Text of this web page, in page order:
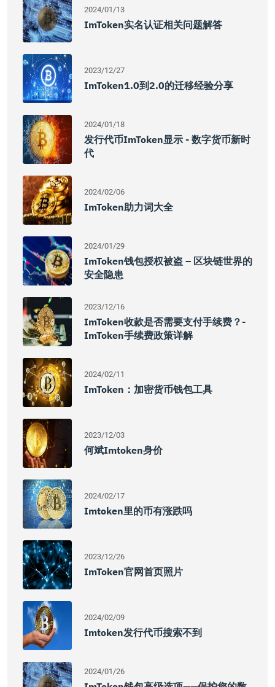
2024/01/13
ImToken实名认证相关问题解答
2023/12/27
ImToken1.0到2.0的迁移经验分享
2024/01/18
发行代币imToken显示 - 数字货币新时
代
2024/02/06
ImToken助力词大全
2024/01/29
ImToken钱包授权被盗 – 区块链世界的
安全隐患
2023/12/16
ImToken收款是否需要支付手续费？-
ImToken手续费政策详解
2024/02/11
ImToken：加密货币钱包工具
2023/12/03
何斌imtoken身价
2024/02/17
Imtoken里的币有涨跌吗
2023/12/26
ImToken官网首页照片
2024/02/09
Imtoken发行代币搜索不到
2024/01/26